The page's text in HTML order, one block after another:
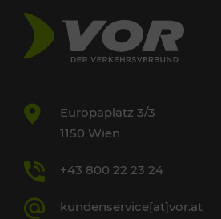
Europaplatz 3/3
1150 Wien
+43 800 22 23 24
kundenservice[at]vor.at